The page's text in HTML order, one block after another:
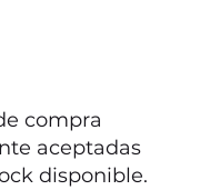
compra
aceptadas
disponible.